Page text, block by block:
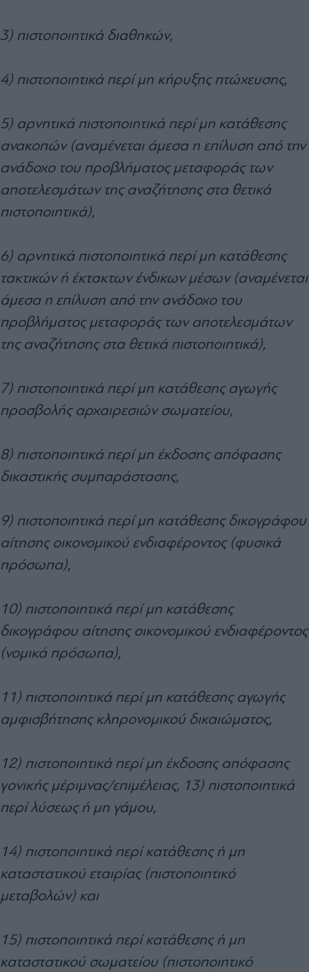
3) πιστοποιητικά διαθηκών,
4) πιστοποιητικά περί μη κήρυξης πτώχευσης,
5) αρνητικά πιστοποιητικά περί μη κατάθεσης
ανακοπών (αναμένεται άμεσα η επίλυση από την
ανάδοχο του προβλήματος μεταφοράς των
αποτελεσμάτων της αναζήτησης στα θετικά
πιστοποιητικά),
6) αρνητικά πιστοποιητικά περί μη κατάθεσης
τακτικών ή έκτακτων ένδικων μέσων (αναμένεται
άμεσα η επίλυση από την ανάδοχο του
προβλήματος μεταφοράς των αποτελεσμάτων
της αναζήτησης στα θετικά πιστοποιητικά),
7) πιστοποιητικά περί μη κατάθεσης αγωγής
προσβολής αρχαιρεσιών σωματείου,
8) πιστοποιητικά περί μη έκδοσης απόφασης
δικαστικής συμπαράστασης,
9) πιστοποιητικά περί μη κατάθεσης δικογράφου
αίτησης οικονομικού ενδιαφέροντος (φυσικά
πρόσωπα),
10) πιστοποιητικά περί μη κατάθεσης
δικογράφου αίτησης οικονομικού ενδιαφέροντος
(νομικά πρόσωπα),
11) πιστοποιητικά περί μη κατάθεσης αγωγής
αμφισβήτησης κληρονομικού δικαιώματος,
12) πιστοποιητικά περί μη έκδοσης απόφασης
γονικής μέριμνας/επιμέλειας, 13) πιστοποιητικά
περί λύσεως ή μη γάμου,
14) πιστοποιητικά περί κατάθεσης ή μη
καταστατικού εταιρίας (πιστοποιητικό
μεταβολών) και
15) πιστοποιητικά περί κατάθεσης ή μη
καταστατικού σωματείου (πιστοποιητικό